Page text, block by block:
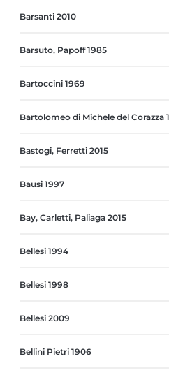
Barsanti 2010
Barsuto, Papoff 1985
Bartoccini 1969
Bartolomeo di Michele del Corazza
Bastogi, Ferretti 2015
Bausi 1997
Bay, Carletti, Paliaga 2015
Bellesi 1994
Bellesi 1998
Bellesi 2009
Bellini Pietri 1906